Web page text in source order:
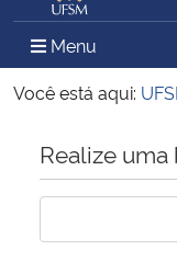
Ministério da Defesa
Ministério das Relações
Ministério da Economia
Ministério da Infraestrutura
Menu Menu
Você está aqui:
Início do conteúdo
Realize uma